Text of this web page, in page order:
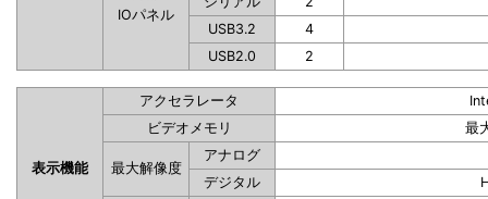
IOパネル
USB3.2
4
USB2.0
2
表示機能
アクセラレータ
ビデオメモリ
最
最大解像度
アナログ
デジタル